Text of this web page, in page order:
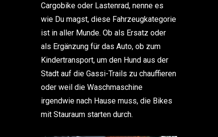
Cargobike oder Lastenrad, nenne es
wie Du magst, diese Fahrzeugkategorie
ist in aller Munde. Ob als Ersatz oder
als Ergänzung für das Auto, ob zum
Kindertransport, um den Hund aus der
Stadt auf die Gassi-Trails zu chauffieren
oder weil die Waschmaschine
irgendwie nach Hause muss, die Bikes
mit Stauraum starten durch.